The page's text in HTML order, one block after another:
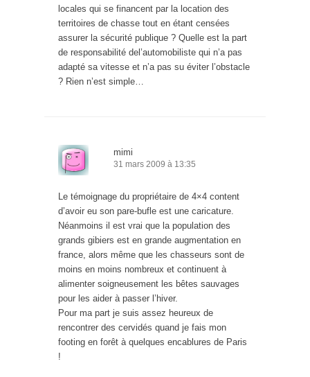
locales qui se financent par la location des
territoires de chasse tout en étant censées
assurer la sécurité publique ? Quelle est la part
de responsabilité del’automobiliste qui n’a pas
adapté sa vitesse et n’a pas su éviter l’obstacle
? Rien n’est simple…
mimi
31 mars 2009 à 13:35
Le témoignage du propriétaire de 4×4 content
d’avoir eu son pare-bufle est une caricature.
Néanmoins il est vrai que la population des
grands gibiers est en grande augmentation en
france, alors même que les chasseurs sont de
moins en moins nombreux et continuent à
alimenter soigneusement les bêtes sauvages
pour les aider à passer l’hiver.
Pour ma part je suis assez heureux de
rencontrer des cervidés quand je fais mon
footing en forêt à quelques encablures de Paris
!